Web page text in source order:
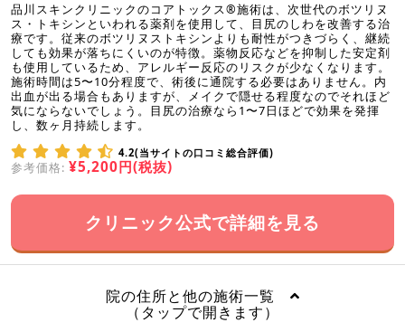
品川スキンクリニックのコアトックス®施術は、次世代のボツリヌ
ス・トキシンといわれる薬剤を使用して、目尻のしわを改善する治
療です。従来のボツリヌストキシンよりも耐性がつきづらく、継続
しても効果が落ちにくいのが特徴。薬物反応などを抑制した安定剤
も使用しているため、アレルギー反応のリスクが少なくなります。
施術時間は5〜10分程度で、術後に通院する必要はありません。内
出血が出る場合もありますが、メイクで隠せる程度なのでそれほど
気にならないでしょう。目尻の治療なら1〜7日ほどで効果を発揮
し、数ヶ月持続します。
4.2(当サイトの口コミ総合評価)
参考価格: ¥5,200円(税抜)
クリニック公式で詳細を見る
院の住所と他の施術一覧
（タップで開きます）